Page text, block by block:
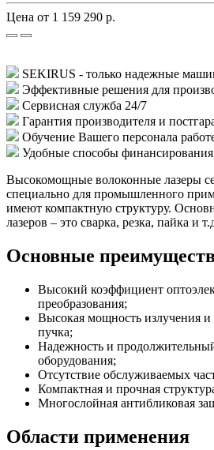
Цена от 1 159 290 р.
SEKIRUS - только надежные
Эффективные решения для
Сервисная служба 24/7
Гарантия производителя и
Обучение Вашего персонала
Удобные способы
Высокомощные волоконные лазеры
специально для промышленного
имеют компактную структуру.
лазеров – это сварка, резка, пайка и
Основные
Высокий коэффициент
преобразования;
Высокая мощность излучения и
пучка;
Надежность и
оборудования;
Отсутствие обслуживаемых
Компактная и прочная
Многослойная антибликовая
Области применения